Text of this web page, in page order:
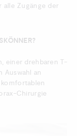
Zugänge der
einer drehbaren T-
Auswahl an
Chirurgie